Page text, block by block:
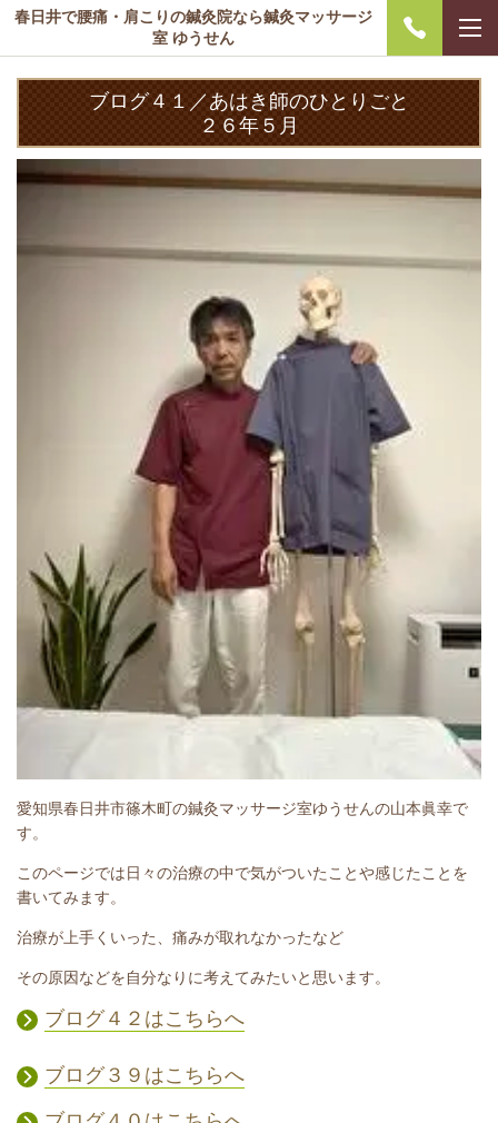
春日井で腰痛・肩こりの鍼灸院なら鍼灸マッサージ
室 ゆうせん
ブログ４１／あはき師のひとりごと
２６年５月
愛知県春日井市篠木町の鍼灸マッサージ室ゆうせんの山本眞幸で
す。
このページでは日々の治療の中で気がついたことや感じたことを
書いてみます。
治療が上手くいった、痛みが取れなかったなど
その原因などを自分なりに考えてみたいと思います。
ブログ４２はこちらへ
ブログ３９はこちらへ